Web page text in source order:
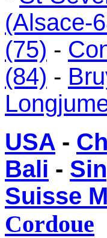
(Alsace-
(75) -
(84) -
USA -
Bali -
Suisse
Cordoue